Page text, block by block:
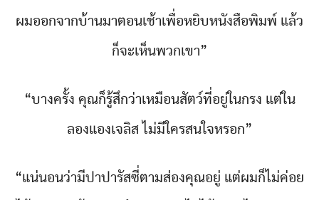
ผมออกจากบ้านมาตอนเช้าเพื่อหยิบหนังสือพิมพ์ แล้ว
ก็จะเห็นพวกเขา”
“บางครั้ง คุณก็รู้สึกว่าเหมือนสัตว์ที่อยู่ในกรง แต่ใน
ลองแองเจลิส ไม่มีใครสนใจหรอก”
“แน่นอนว่ามีปาปารัสซี่ตามส่องคุณอยู่ แต่ผมก็ไม่ค่อย